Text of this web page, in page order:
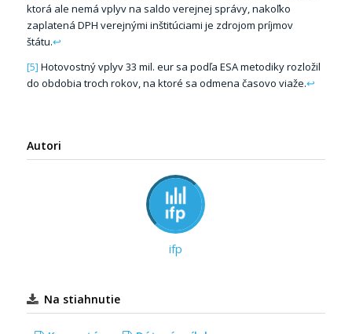
ktorá ale nemá vplyv na saldo verejnej správy, nakoľko
zaplatená DPH verejnými inštitúciami je zdrojom príjmov
štátu.↩
[5] Hotovostný vplyv 33 mil. eur sa podľa ESA metodiky rozložil
do obdobia troch rokov, na ktoré sa odmena časovo viaže.↩
Autori
ifp
Na stiahnutie